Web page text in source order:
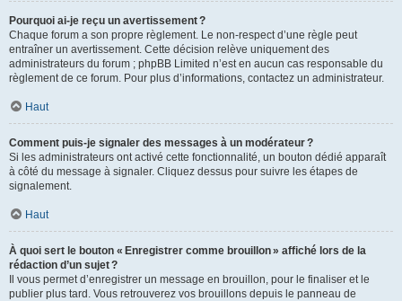
Pourquoi ai-je reçu un avertissement ?
Chaque forum a son propre règlement. Le non-respect d’une règle peut
entraîner un avertissement. Cette décision relève uniquement des
administrateurs du forum ; phpBB Limited n’est en aucun cas responsable du
règlement de ce forum. Pour plus d’informations, contactez un administrateur.
Haut
Comment puis-je signaler des messages à un modérateur ?
Si les administrateurs ont activé cette fonctionnalité, un bouton dédié apparaît
à côté du message à signaler. Cliquez dessus pour suivre les étapes de
signalement.
Haut
À quoi sert le bouton « Enregistrer comme brouillon » affiché lors de la
rédaction d’un sujet ?
Il vous permet d’enregistrer un message en brouillon, pour le finaliser et le
publier plus tard. Vous retrouverez vos brouillons depuis le panneau de